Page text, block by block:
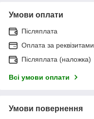
Умови оплати
Післяплата
Оплата за реквізитами
Післяплата (наложка)
Всі умови оплати
Умови повернення